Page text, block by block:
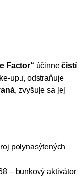
Factor“ účinne čistí
upu, odstraňuje
, zvyšuje sa jej
polynasýtených
– bunkový aktivátor